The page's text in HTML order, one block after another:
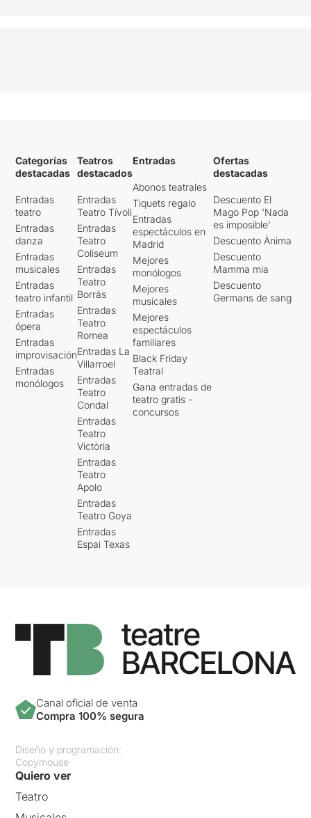
Categorías
destacadas
Entradas
teatro
Entradas
danza
Entradas
musicales
Entradas
teatro infantil
Entradas
ópera
Entradas
improvisación
Entradas
monólogos
Teatros
destacados
Entradas
Teatro Tívoli
Entradas
Teatro
Coliseum
Entradas
Teatro
Borrás
Entradas
Teatro
Romea
Entradas La
Villarroel
Entradas
Teatro
Condal
Entradas
Teatro
Victòria
Entradas
Teatro
Apolo
Entradas
Teatro Goya
Entradas
Espai Texas
Entradas
Abonos teatrales
Tiquets regalo
Entradas
espectáculos en
Madrid
Mejores
monólogos
Mejores
musicales
Mejores
espectáculos
familiares
Black Friday
Teatral
Gana entradas de
teatro gratis -
concursos
Ofertas
destacadas
Descuento El
Mago Pop 'Nada
es imposible'
Descuento Ànima
Descuento
Mamma mia
Descuento
Germans de sang
Canal oficial de venta
Compra 100% segura
Diseño y programación:
Copymouse
Quiero ver
Teatro